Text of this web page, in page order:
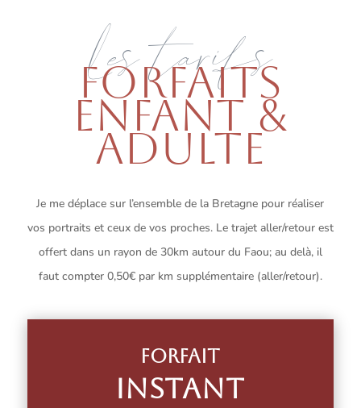
Les tarifs
FORFAITS
ENFANT &
ADULTE
Je me déplace sur l’ensemble de la Bretagne pour réaliser
vos portraits et ceux de vos proches. Le trajet aller/retour est
offert dans un rayon de 30km autour du Faou; au delà, il
faut compter 0,50€ par km supplémentaire (aller/retour).
Forfait
Instant